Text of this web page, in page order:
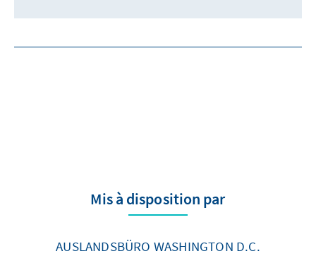
Mis à disposition par
AUSLANDSBÜRO WASHINGTON D.C.